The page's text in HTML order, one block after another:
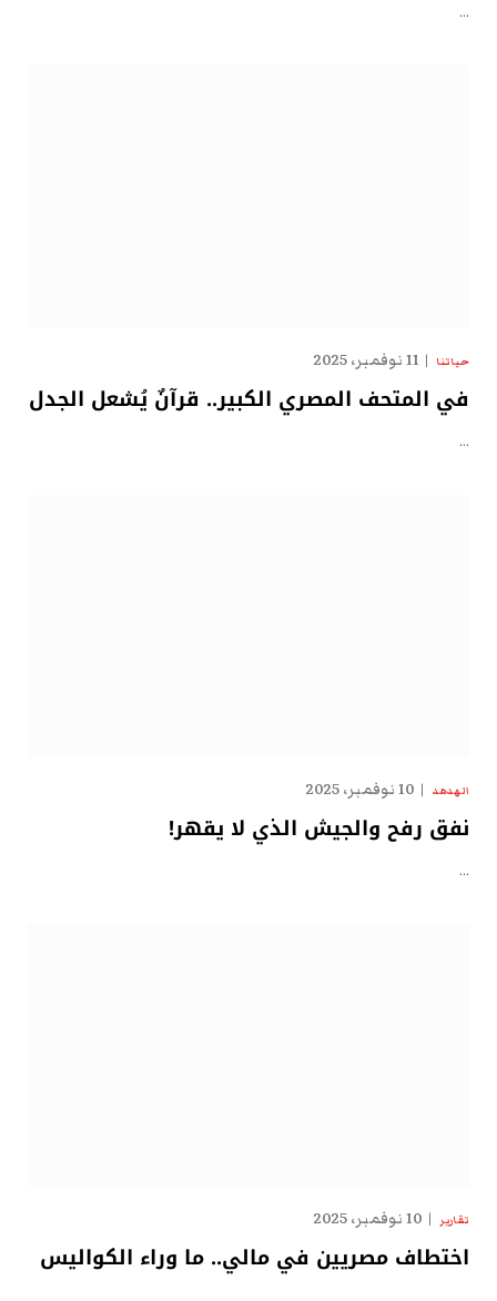
…
حياتنا 11 نوفمبر، 2025
في المتحف المصري الكبير.. قرآنٌ يُشعل الجدل
…
الهدهد 10 نوفمبر، 2025
نفق رفح والجيش الذي لا يقهر!
…
تقارير 10 نوفمبر، 2025
اختطاف مصريين في مالي.. ما وراء الكواليس